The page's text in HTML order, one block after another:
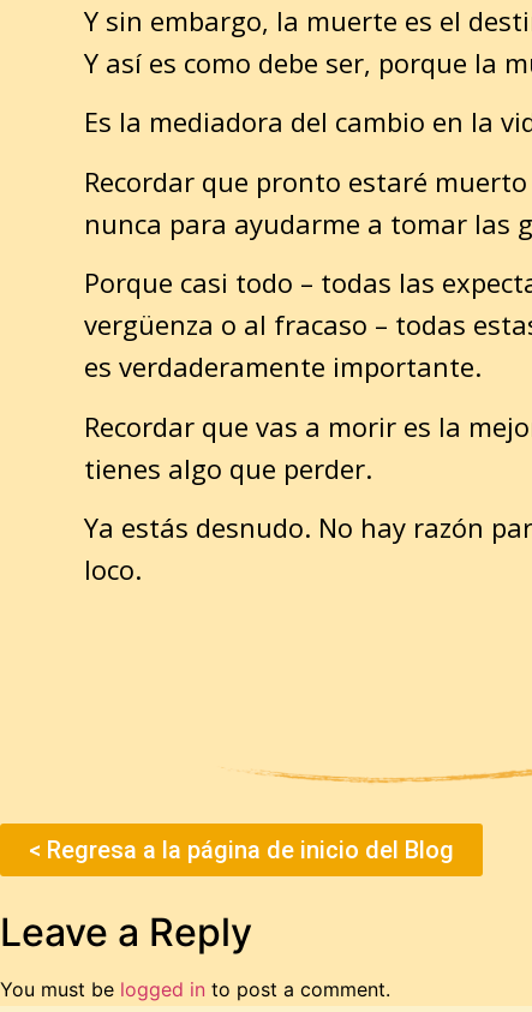
Y sin embargo, la muerte es el
Y así es como debe ser, porque la
Es la mediadora del cambio en la
Recordar que pronto estaré
nunca para ayudarme a tomar las
Porque casi todo – todas las
vergüenza o al fracaso – todas
es verdaderamente importante.
Recordar que vas a morir es la
tienes algo que perder.
Ya estás desnudo. No hay razón
loco.
< Regresa a la página de inicio del Blog
Leave a Reply
You must be logged in to post a comment.